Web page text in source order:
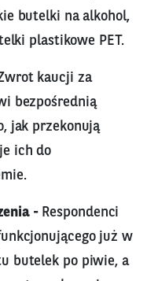
butelki na alkohol,
plastikowe PET.
kaucji za
bezpośrednią
jak przekonują
ich do
-Respondenci
już w
butelek po piwie, a